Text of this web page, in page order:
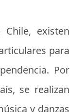
existen
para
Por
se realizan
y danzas